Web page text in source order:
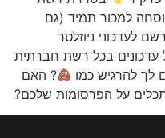
בכורה – הנוסחה למכור תמיד (גם
לעדכוני ניוזלטר
עדכונים בכל רשת חברתית
לך להרגיש כמו
? האם
על הפרסומות שלכם?